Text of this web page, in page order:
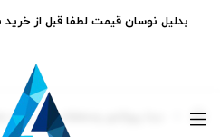
دیتا پروژکتور ومتعلقات پرده
بدلیل نوسان قیمت لطفا قبل از